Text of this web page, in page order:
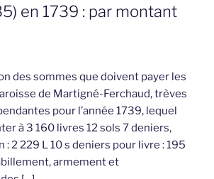
en 1739 : par montant
des sommes que doivent payer les
de Martigné-Ferchaud, trèves
pour l’année 1739, lequel
à 3 160 livres 12 sols 7 deniers,
: 2 229 L 10 s deniers pour livre : 195
armement et